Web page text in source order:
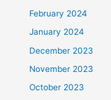
February 2024
January 2024
December 2023
November 2023
October 2023